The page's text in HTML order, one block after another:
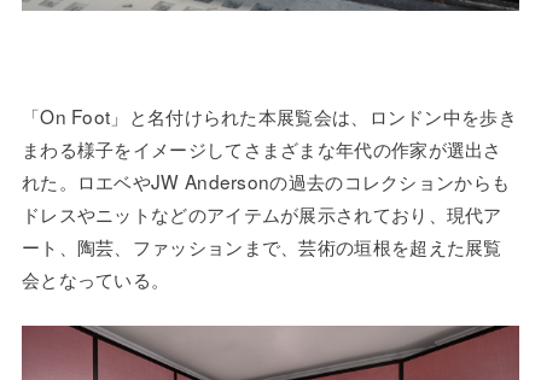
「On Foot」と名付けられた本展覧会は、ロンドン中を歩き
まわる様子をイメージしてさまざまな年代の作家が選出さ
れた。ロエベやJW Andersonの過去のコレクションからも
ドレスやニットなどのアイテムが展示されており、現代ア
ート、陶芸、ファッションまで、芸術の垣根を超えた展覧
会となっている。